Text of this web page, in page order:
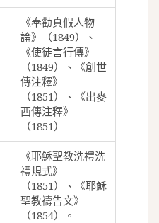
《奉勸真假人物
論》（1849）、
《使徒言行傳》
（1849）、《創世
傳注釋》
（1851）、《出麥
西傳注釋》
（1851）
《耶穌聖教洗禮洗
禮規式》
（1851）、《耶穌
聖教禱告文》
（1854）。